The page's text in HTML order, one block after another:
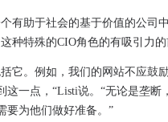
于获得了发布日期
馆的无线
块链击败银行遗产
有助于社会的基于价值的公司
种特殊的CIO角色的有吸引力的
它。例如，我们的网站不应鼓
这一点，“Listi说。“无论是垄断
要为他们做好准备。”